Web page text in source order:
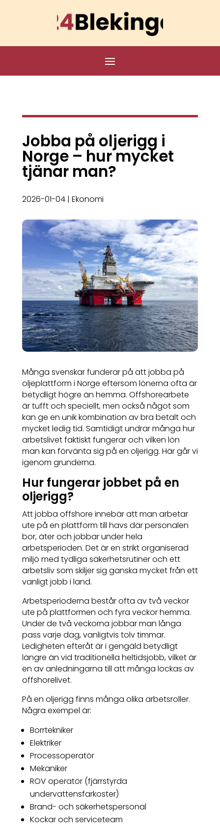
Jobba på oljerigg i
Norge – hur mycket
tjänar man?
2026-01-04| Ekonomi
Många svenskar funderar på att jobba på
oljeplattform i Norge eftersom lönerna ofta är
betydligt högre än hemma. Offshorearbete
är tufft och speciellt, men också något som
kan ge en unik kombination av bra betalt och
mycket ledig tid. Samtidigt undrar många hur
arbetslivet faktiskt fungerar och vilken lön
man kan förvänta sig på en oljerigg. Här går vi
igenom grunderna.
Hur fungerar jobbet på en
oljerigg?
Att jobba offshore innebär att man arbetar
ute på en plattform till havs där personalen
bor, äter och jobbar under hela
arbetsperioden. Det är en strikt organiserad
miljö med tydliga säkerhetsrutiner och ett
arbetsliv som skiljer sig ganska mycket från ett
vanligt jobb i land.
Arbetsperioderna består ofta av två veckor
ute på plattformen och fyra veckor hemma.
Under de två veckorna jobbar man långa
pass varje dag, vanligtvis tolv timmar.
Ledigheten efteråt är i gengäld betydligt
längre än vid traditionella heltidsjobb, vilket är
en av anledningarna till att många lockas av
offshorelivet.
På en oljerigg finns många olika arbetsroller.
Några exempel är:
Borrtekniker
Elektriker
Processoperatör
Mekaniker
ROV operatör (fjärrstyrda
undervattensfarkoster)
Brand- och säkerhetspersonal
Kockar och serviceteam